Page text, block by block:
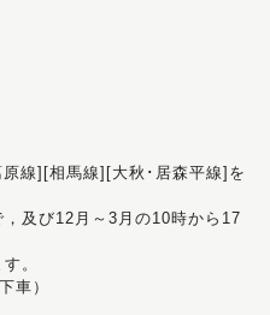
線][相馬線][大秋･居森平線]を
及び12月～3月の10時から17
。
車）